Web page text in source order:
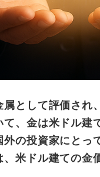
として評価さ
、金は米ドル
の投資家にとっ
米ドル建ての